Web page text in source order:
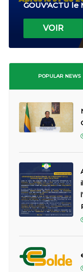
GOUV'ACTU le
VOIR
POPULAR NEWS